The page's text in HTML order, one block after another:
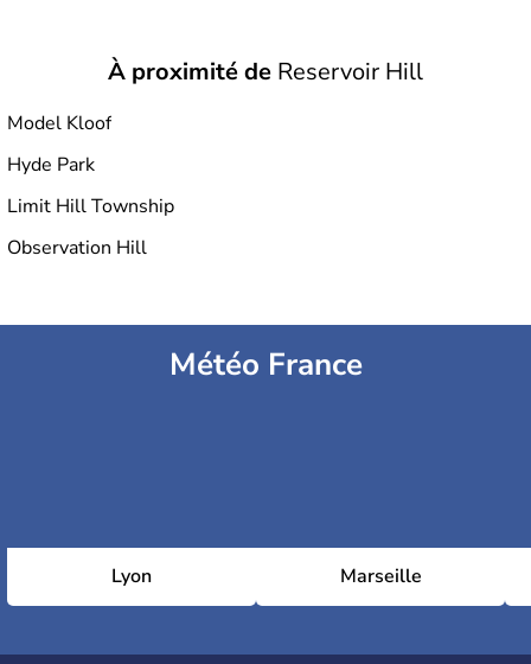
À proximité de Reservoir Hill
Model Kloof
Hyde Park
Limit Hill Township
Observation Hill
Météo France
Lyon Marseille